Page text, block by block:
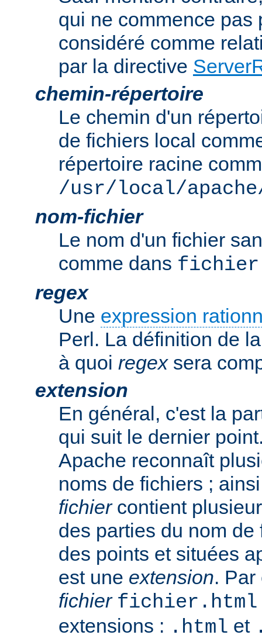
qui ne commence pas
considéré comme
par la directive
chemin-répertoire
Le chemin d'un
de fichiers local
répertoire racine
/usr/local/
nom-fichier
Le nom d'un fichier
comme dans
regex
Une expression
Perl. La définition de
à quoi regexsera
extension
En général, c'est la
qui suit le dernier
Apache reconnaît
noms de fichiers ;
fichiercontient
des parties du nom
des points et situées
est une extension.
fichier
extensions : .html et